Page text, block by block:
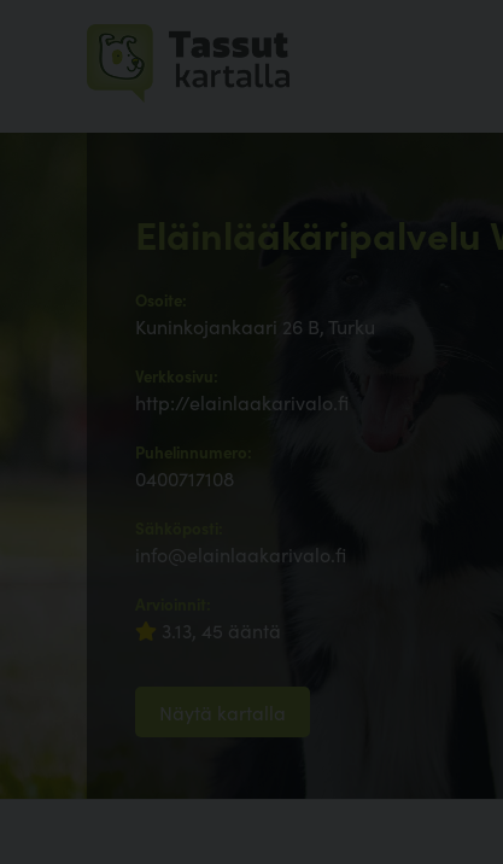
Eläinlääkäripalvelu
Kuninkojankaari 26 B, Turku
http://elainlaakarivalo.fi
Puhelinnumero:
0400717108
info@elainlaakarivalo.fi
3.13, 45 ääntä
Näytä kartalla